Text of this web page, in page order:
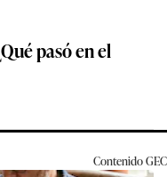
pasó en el
ContenidoGEC